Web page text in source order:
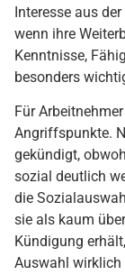
Interesse aus
wenn ihre
Kenntnisse,
besonders
Für
Angriffspunkte.
gekündigt,
sozial deutlich
die
sie als kaum
Kündigung
Auswahl